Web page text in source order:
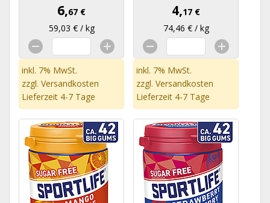
6,67 €
59,03 € / kg
inkl. 7% MwSt.
zzgl. Versandkosten
Lieferzeit 4-7 Tage
4,17 €
74,46 € / kg
inkl. 7% MwSt.
zzgl. Versandkosten
Lieferzeit 4-7 Tage